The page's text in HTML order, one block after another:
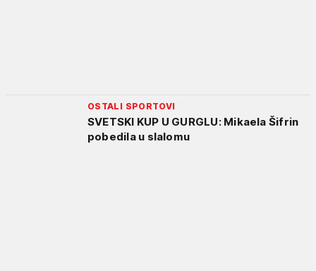
OSTALI SPORTOVI
SVETSKI KUP U GURGLU: Mikaela Šifrin
pobedila u slalomu